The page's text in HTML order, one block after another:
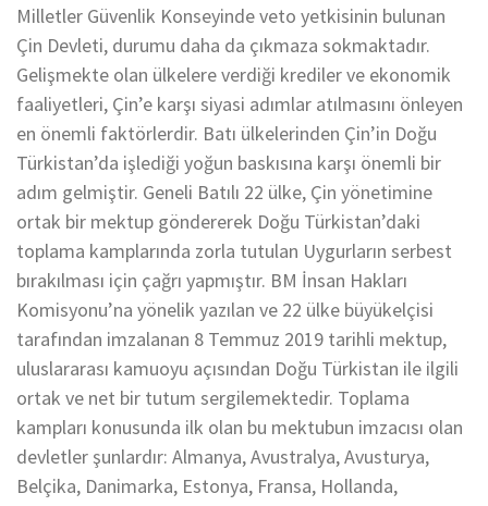
Milletler Güvenlik Konseyinde veto yetkisinin bulunan
Çin Devleti, durumu daha da çıkmaza sokmaktadır.
Gelişmekte olan ülkelere verdiği krediler ve ekonomik
faaliyetleri, Çin’e karşı siyasi adımlar atılmasını önleyen
en önemli faktörlerdir. Batı ülkelerinden Çin’in Doğu
Türkistan’da işlediği yoğun baskısına karşı önemli bir
adım gelmiştir. Geneli Batılı 22 ülke, Çin yönetimine
ortak bir mektup göndererek Doğu Türkistan’daki
toplama kamplarında zorla tutulan Uygurların serbest
bırakılması için çağrı yapmıştır. BM İnsan Hakları
Komisyonu’na yönelik yazılan ve 22 ülke büyükelçisi
tarafından imzalanan 8 Temmuz 2019 tarihli mektup,
uluslararası kamuoyu açısından Doğu Türkistan ile ilgili
ortak ve net bir tutum sergilemektedir. Toplama
kampları konusunda ilk olan bu mektubun imzacısı olan
devletler şunlardır: Almanya, Avustralya, Avusturya,
Belçika, Danimarka, Estonya, Fransa, Hollanda,